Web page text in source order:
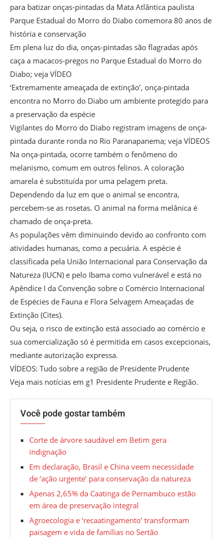
para batizar onças-pintadas da Mata Atlântica paulista
Parque Estadual do Morro do Diabo comemora 80 anos de
história e conservação
Em plena luz do dia, onças-pintadas são flagradas após
caça a macacos-pregos no Parque Estadual do Morro do
Diabo; veja VÍDEO
‘Extremamente ameaçada de extinção’, onça-pintada
encontra no Morro do Diabo um ambiente protegido para
a preservação da espécie
Vigilantes do Morro do Diabo registram imagens de onça-
pintada durante ronda no Rio Paranapanema; veja VÍDEOS
Na onça-pintada, ocorre também o fenômeno do
melanismo, comum em outros felinos. A coloração
amarela é substituída por uma pelagem preta.
Dependendo da luz em que o animal se encontra,
percebem-se as rosetas. O animal na forma melânica é
chamado de onça-preta.
As populações vêm diminuindo devido ao confronto com
atividades humanas, como a pecuária. A espécie é
classificada pela União Internacional para Conservação da
Natureza (IUCN) e pelo Ibama como vulnerável e está no
Apêndice I da Convenção sobre o Comércio Internacional
de Espécies de Fauna e Flora Selvagem Ameaçadas de
Extinção (Cites).
Ou seja, o risco de extinção está associado ao comércio e
sua comercialização só é permitida em casos excepcionais,
mediante autorização expressa.
VÍDEOS: Tudo sobre a região de Presidente Prudente
Veja mais notícias em g1 Presidente Prudente e Região.
Você pode gostar também
Corte de árvore saudável em Betim gera
indignação
Em declaração, Brasil e China veem necessidade
de ‘ação urgente’ para conservação da natureza
Apenas 2,65% da Caatinga de Pernambuco estão
em área de preservação integral
Agroecologia e ‘recaatingamento’ transformam
paisagem e vida de famílias no Sertão